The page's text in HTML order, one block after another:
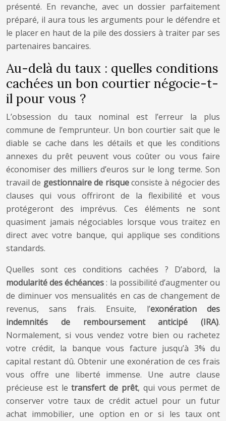
présenté. En revanche, avec un dossier parfaitement
préparé, il aura tous les arguments pour le défendre et
le placer en haut de la pile des dossiers à traiter par ses
partenaires bancaires.
Au-delà du taux : quelles conditions
cachées un bon courtier négocie-t-
il pour vous ?
L’obsession du taux nominal est l’erreur la plus
commune de l’emprunteur. Un bon courtier sait que le
diable se cache dans les détails et que les conditions
annexes du prêt peuvent vous coûter ou vous faire
économiser des milliers d’euros sur le long terme. Son
travail de gestionnaire de risqueconsiste à négocier des
clauses qui vous offriront de la flexibilité et vous
protégeront des imprévus. Ces éléments ne sont
quasiment jamais négociables lorsque vous traitez en
direct avec votre banque, qui applique ses conditions
standards.
Quelles sont ces conditions cachées ? D’abord, la
modularité des échéances: la possibilité d’augmenter ou
de diminuer vos mensualités en cas de changement de
revenus, sans frais. Ensuite, l’exonération des
indemnités de remboursement anticipé (IRA).
Normalement, si vous vendez votre bien ou rachetez
votre crédit, la banque vous facture jusqu’à 3% du
capital restant dû. Obtenir une exonération de ces frais
vous offre une liberté immense. Une autre clause
précieuse est letransfert de prêt, qui vous permet de
conserver votre taux de crédit actuel pour un futur
achat immobilier, une option en or si les taux ont